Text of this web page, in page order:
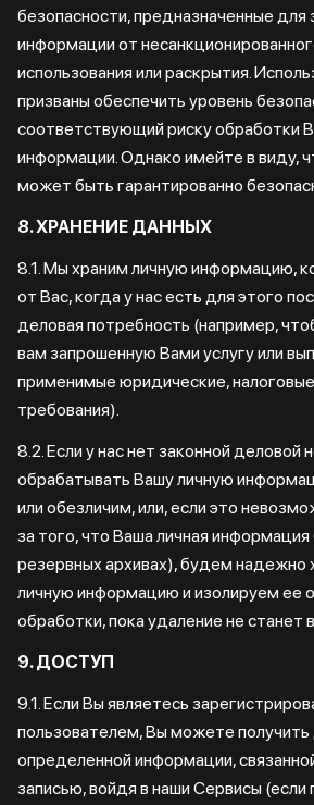
безопасности, предназначенные для
информации от
использования или раскрытия.
призваны обеспечить уровень
соответствующий риску обработки
информации. Однако имейте в виду,
может быть гарантированно
8. ХРАНЕНИЕ ДАННЫХ
8.1. Мы храним личную информацию,
от Вас, когда у нас есть для этого
деловая потребность (например,
вам запрошенную Вами услугу или
применимые юридические,
требования).
8.2. Если у нас нет законной деловой
обрабатывать Вашу личную
или обезличим, или, если это
за того, что Ваша личная информация
резервных архивах), будем надежно
личную информацию и изолируем ее
обработки, пока удаление не
9. ДОСТУП
9.1. Если Вы являетесь
пользователем, Вы можете получить
определенной информации,
записью, войдя в наши Сервисы